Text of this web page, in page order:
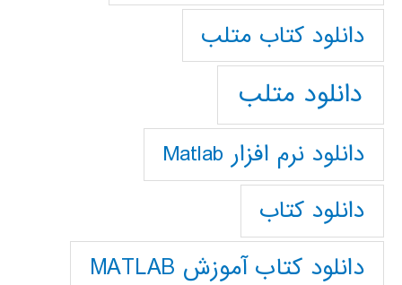
دانلود كتاب متلب
دانلود متلب
دانلود نرم افزار Matlab
دانلود کتاب
دانلود کتاب آموزش MATLAB